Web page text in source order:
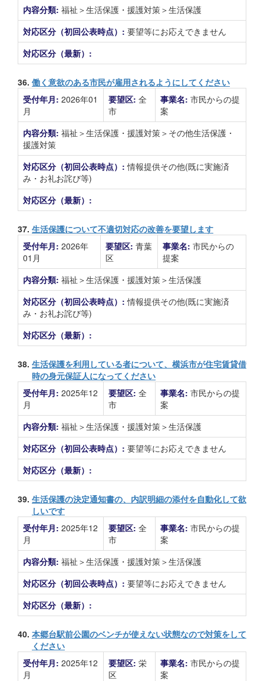
内容分類: 福祉＞生活保護・援護対策＞生活保護
対応区分（初回公表時点）: 要望等にお応えできません
対応区分（最新）:
36. 働く意欲のある市民が雇用されるようにしてください
受付年月: 2026年01
月
要望区: 全
市
事業名: 市民からの提
案
内容分類: 福祉＞生活保護・援護対策＞その他生活保護・
援護対策
対応区分（初回公表時点）:情報提供その他(既に実施済
み・お礼お詫び等)
対応区分（最新）:
37. 生活保護について不適切対応の改善を要望します
受付年月: 2026年
01月
要望区: 青葉
区
事業名: 市民からの
提案
内容分類: 福祉＞生活保護・援護対策＞生活保護
対応区分（初回公表時点）:情報提供その他(既に実施済
み・お礼お詫び等)
対応区分（最新）:
38. 生活保護を利用している者について、横浜市が住宅賃貸借
時の身元保証人になってください
受付年月: 2025年12
月
要望区: 全
市
事業名: 市民からの提
案
内容分類: 福祉＞生活保護・援護対策＞生活保護
対応区分（初回公表時点）: 要望等にお応えできません
対応区分（最新）:
39. 生活保護の決定通知書の、内訳明細の添付を自動化して欲
しいです
受付年月: 2025年12
月
要望区: 全
市
事業名: 市民からの提
案
内容分類: 福祉＞生活保護・援護対策＞生活保護
対応区分（初回公表時点）: 要望等にお応えできません
対応区分（最新）:
40. 本郷台駅前公園のベンチが使えない状態なので対策をして
ください
受付年月: 2025年12
月
要望区: 栄
区
事業名: 市民からの提
案